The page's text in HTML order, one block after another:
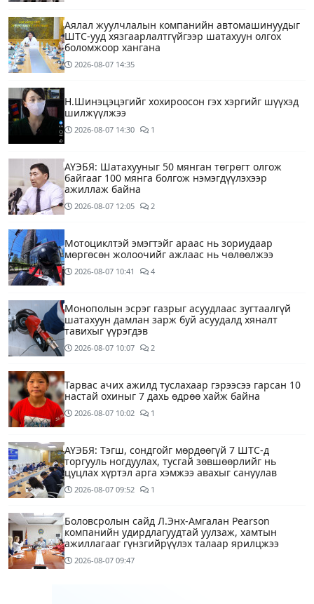
Аялал жуулчлалын компанийн автомашинуудыг
ШТС-ууд хязгаарлалтгүйгээр шатахуун олгох
боломжоор хангана
2026-08-07 14:35
Н.Шинэцэцэгийг хохироосон гэх хэргийг шүүхэд
шилжүүлжээ
2026-08-07 14:30 1
АҮЭБЯ: Шатахууныг 50 мянган төгрөгт олгож
байгааг 100 мянга болгож нэмэгдүүлэхээр
ажиллаж байна
2026-08-07 12:05 2
Мотоциклтэй эмэгтэйг араас нь зориудаар
мөргөсөн жолоочийг ажлаас нь чөлөөлжээ
2026-08-07 10:41 4
Монополын эсрэг газрыг асуудлаас зугтаалгүй
шатахуун дамлан зарж буй асуудалд хяналт
тавихыг үүрэгдэв
2026-08-07 10:07 2
Тарвас ачих ажилд туслахаар гэрээсээ гарсан 10
настай охиныг 7 дахь өдрөө хайж байна
2026-08-07 10:02 1
АҮЭБЯ: Тэгш, сондгойг мөрдөөгүй 7 ШТС-д
торгууль ногдуулах, тусгай зөвшөөрлийг нь
цуцлах хүртэл арга хэмжээ авахыг сануулав
2026-08-07 09:52 1
Боловсролын сайд Л.Энх-Амгалан Pearson
компанийн удирдлагуудтай уулзаж, хамтын
ажиллагааг гүнзгийрүүлэх талаар ярилцжээ
2026-08-07 09:47